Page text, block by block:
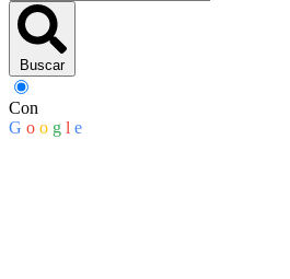
Buscar
Con
G o o g l e